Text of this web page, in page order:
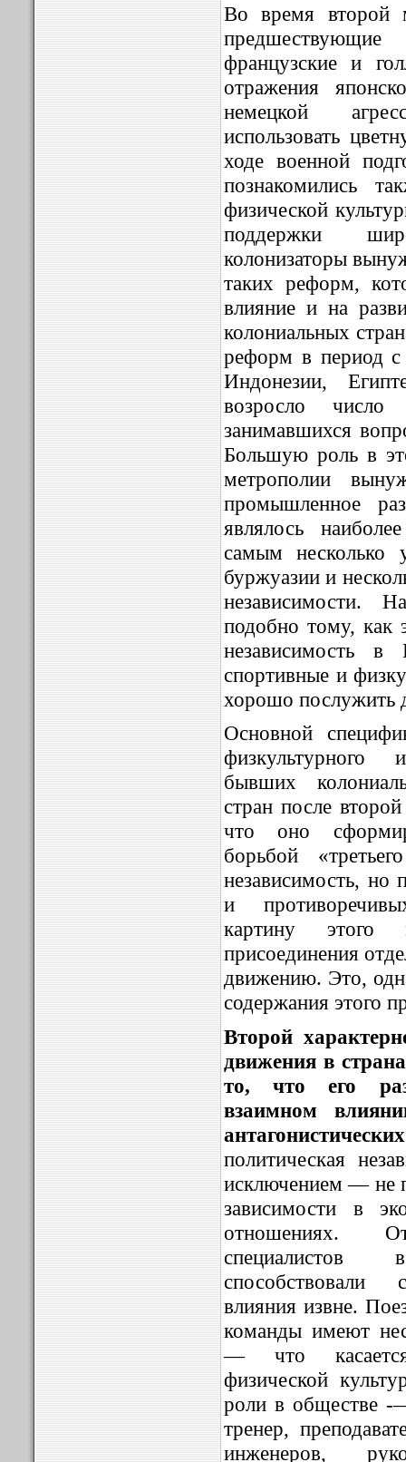
Во время второй
французские и
отражения
немецкой
использовать
ходе военной
познакомились
физической
поддержки
колонизаторы
таких реформ,
влияние и на
колониальных
реформ в период
Индонезии,
возросло
занимавшихся
Большую роль в
метрополии
промышленное
являлось
самым несколько
буржуазии и
независимости.
подобно тому, как
независимость
спортивные и
хорошо послужить
Основной
бывших
стран после
что оно
борьбой
независимость, но
и
картину этого
присоединения
движению. Это,
содержания этого
Второй
движения в
то, что его
взаимном
политическая
исключением — не
зависимости в
отношениях.
способствовали
влияния извне.
команды имеют
— что касается
физической
роли в обществе
тренер,
инженеров,